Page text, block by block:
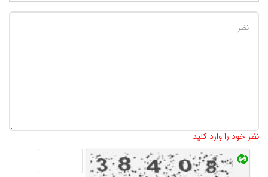
نظر خود را وارد کنید